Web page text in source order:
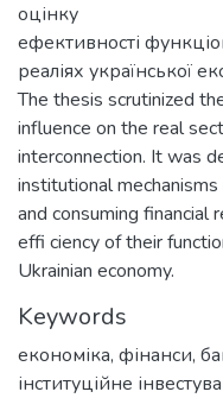
оцінку
ефективності
реаліях української
The thesis scrutinized
influence on the real
interconnection. It was
institutional
and consuming financial
effi ciency of their
Ukrainian economy.
Keywords
економіка, фінанси,
інституційне